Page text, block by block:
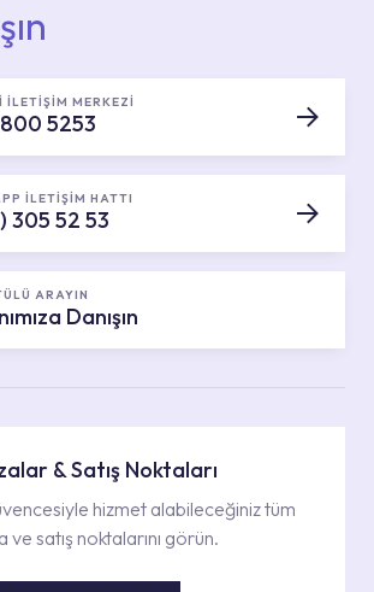
İLETİŞİM MERKEZİ
5253
İLETİŞİM HATTI
305 52 53
ARAYIN
Danışın
& Satış Noktaları
hizmet alabileceğiniz tüm
ve satış noktalarını görün.